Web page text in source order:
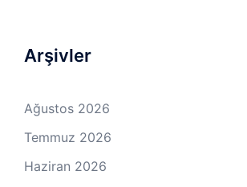
Arşivler
Ağustos 2026
Temmuz 2026
Haziran 2026